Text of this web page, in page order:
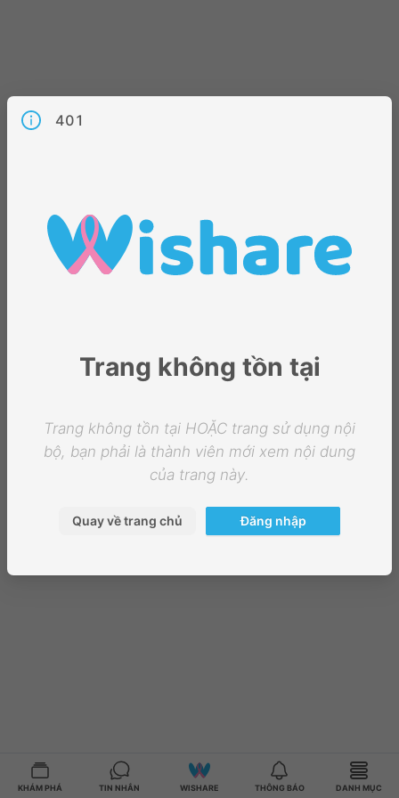
KHÁM PHÁ TIN NHẮN WISHARE THÔNG BÁO DANH MỤC
401
Trang không tồn tại
Trang không tồn tại HOẶC trang sử dụng nội
bộ, bạn phải là thành viên mới xem nội dung
của trang này.
Quay về trang chủ Đăng nhập